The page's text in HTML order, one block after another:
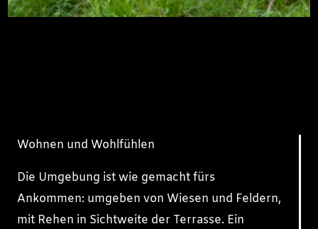
Wohnen und Wohlfühlen
Die Umgebung ist wie gemacht fürs
Ankommen: umgeben von Wiesen und Feldern,
mit Rehen in Sichtweite der Terrasse. Ein